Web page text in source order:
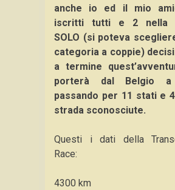
anche io ed il mio
iscritti tutti e 2 nella
SOLO (si poteva
categoria a coppie)
a termine
porterà dal Belgio a
passando per 11 stati e
strada sconosciute.
Questi i dati della
Race:
4300 km